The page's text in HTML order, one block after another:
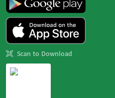
Scan to Download